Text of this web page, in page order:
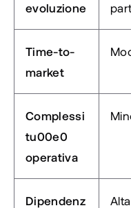
evoluzione
Time-to-
market
Complessi
tu00e0
operativa
Dipendenz
Alta